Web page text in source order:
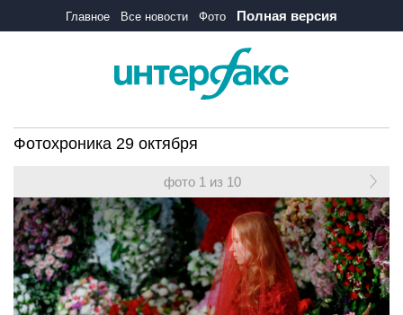
Главное Все новости Фото Полная версия
Фотохроника 29 октября
фото 1 из 10